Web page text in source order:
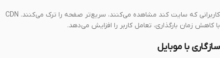
کاربرانی که سایت کند مشاهده می‌کنند، سریع‌تر صفحه را ترک می‌کنند. CDN
با کاهش زمان بارگذاری، تعامل کاربر را افزایش می‌دهد.
سازگاری با موبایل